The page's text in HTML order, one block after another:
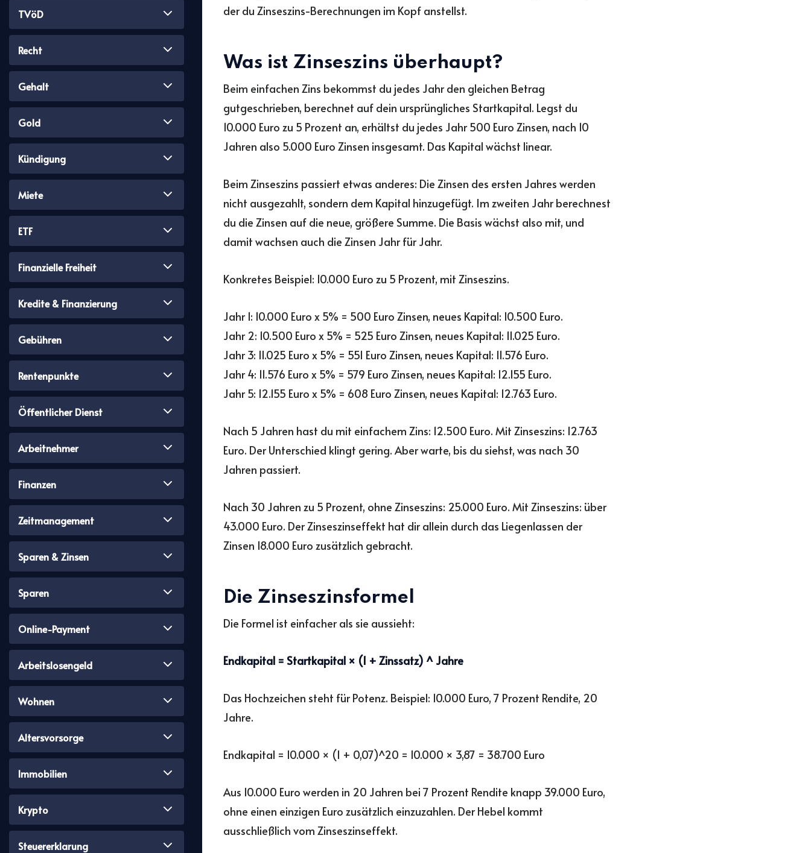
TVöD
Recht
Gehalt
Gold
Kündigung
Miete
ETF
Finanzielle Freiheit
Kredite & Finanzierung
Gebühren
Rentenpunkte
Öffentlicher Dienst
Arbeitnehmer
Finanzen
Zeitmanagement
Sparen & Zinsen
Sparen
Online-Payment
Arbeitslosengeld
Wohnen
Altersvorsorge
Immobilien
Krypto
Steuererklarung
der du Zinseszins-Berechnungen im Kopf anstellst.
Was ist Zinseszins überhaupt?
Beim einfachen Zins bekommst du jedes Jahr den gleichen Betrag
gutgeschrieben, berechnet auf dein ursprüngliches Startkapital. Legst du
10.000 Euro zu 5 Prozent an, erhältst du jedes Jahr 500 Euro Zinsen, nach 10
Jahren also 5.000 Euro Zinsen insgesamt. Das Kapital wächst linear.
Beim Zinseszins passiert etwas anderes: Die Zinsen des ersten Jahres werden
nicht ausgezahlt, sondern dem Kapital hinzugefügt. Im zweiten Jahr berechnest
du die Zinsen auf die neue, größere Summe. Die Basis wächst also mit, und
damit wachsen auch die Zinsen Jahr für Jahr.
Konkretes Beispiel: 10.000 Euro zu 5 Prozent, mit Zinseszins.
Jahr 1: 10.000 Euro x 5% = 500 Euro Zinsen, neues Kapital: 10.500 Euro.
Jahr 2: 10.500 Euro x 5% = 525 Euro Zinsen, neues Kapital: 11.025 Euro.
Jahr 3: 11.025 Euro x 5% = 551 Euro Zinsen, neues Kapital: 11.576 Euro.
Jahr 4: 11.576 Euro x 5% = 579 Euro Zinsen, neues Kapital: 12.155 Euro.
Jahr 5: 12.155 Euro x 5% = 608 Euro Zinsen, neues Kapital: 12.763 Euro.
Nach 5 Jahren hast du mit einfachem Zins: 12.500 Euro. Mit Zinseszins: 12.763
Euro. Der Unterschied klingt gering. Aber warte, bis du siehst, was nach 30
Jahren passiert.
Nach 30 Jahren zu 5 Prozent, ohne Zinseszins: 25.000 Euro. Mit Zinseszins: über
43.000 Euro. Der Zinseszinseffekt hat dir allein durch das Liegenlassen der
Zinsen 18.000 Euro zusätzlich gebracht.
Die Zinseszinsformel
Die Formel ist einfacher als sie aussieht:
Endkapital = Startkapital × (1 + Zinssatz) ^ Jahre
Das Hochzeichen steht für Potenz. Beispiel: 10.000 Euro, 7 Prozent Rendite, 20
Jahre.
Endkapital = 10.000 × (1 + 0,07)^20 = 10.000 × 3,87 = 38.700 Euro
Aus 10.000 Euro werden in 20 Jahren bei 7 Prozent Rendite knapp 39.000 Euro,
ohne einen einzigen Euro zusätzlich einzuzahlen. Der Hebel kommt
ausschließlich vom Zinseszinseffekt.